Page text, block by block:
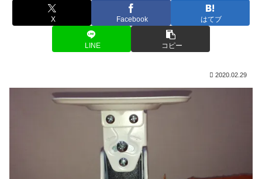
X Facebook はてブ
LINE コピー
2020.02.29